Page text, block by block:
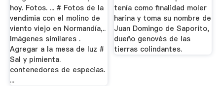
hoy. Fotos. ... # Fotos de la
vendimia con el molino de
viento viejo en Normandía,..
Imágenes similares .
Agregar a la mesa de luz #
Sal y pimienta.
contenedores de especias.
...
tenía como finalidad moler
harina y toma su nombre de
Juan Domingo de Saporito,
dueño genovés de las
tierras colindantes.